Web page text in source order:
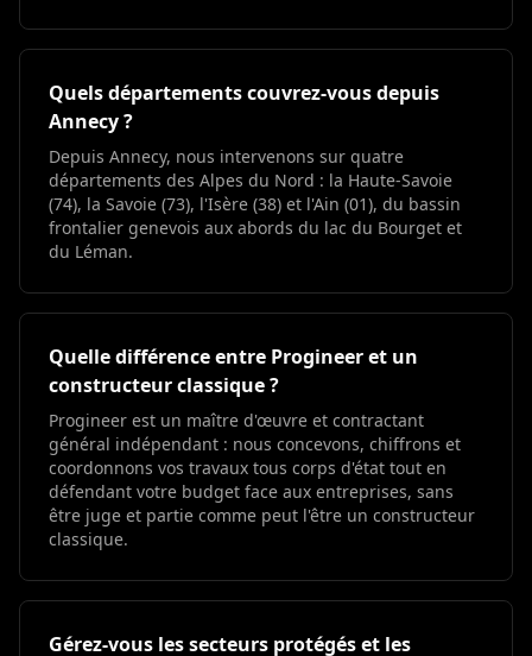
Quels départements couvrez-vous depuis
Annecy ?
Depuis Annecy, nous intervenons sur quatre
départements des Alpes du Nord : la Haute-Savoie
(74), la Savoie (73), l'Isère (38) et l'Ain (01), du bassin
frontalier genevois aux abords du lac du Bourget et
du Léman.
Quelle différence entre Progineer et un
constructeur classique ?
Progineer est un maître d'œuvre et contractant
général indépendant : nous concevons, chiffrons et
coordonnons vos travaux tous corps d'état tout en
défendant votre budget face aux entreprises, sans
être juge et partie comme peut l'être un constructeur
classique.
Gérez-vous les secteurs protégés et les